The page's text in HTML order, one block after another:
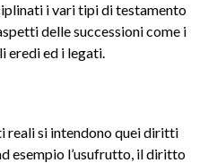
i vari tipi di testamento
delle successioni come i
eredi ed i legati.
reali si intendono quei diritti
esempio l’usufrutto, il diritto